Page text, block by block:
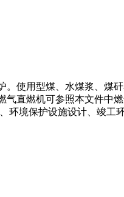
使用型煤、水煤浆、煤
直燃机可参照本文件中燃
环境保护设施设计、竣工